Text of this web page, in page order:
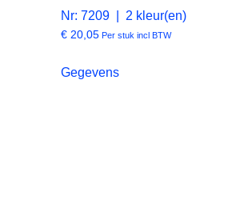
Nr: 7209 | 2 kleur(en)
€ 20,05 Per stuk incl BTW
Gegevens